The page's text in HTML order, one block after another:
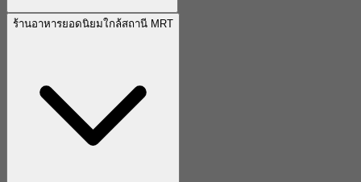
ร้านอาหารยอดนิยมใกล้สถานี MRT